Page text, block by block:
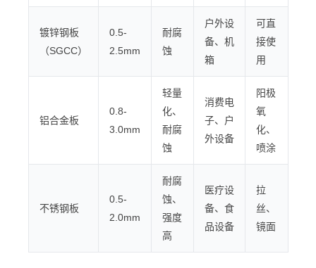
镀锌钢板
（SGCC）
0.5-
2.5mm
耐腐
蚀
户外设
备、机
箱
可直
接使
用
铝合金板
0.8-
3.0mm
轻量
化、
耐腐
蚀
消费电
子、户
外设备
阳极
氧
化、
喷涂
不锈钢板
0.5-
2.0mm
耐腐
蚀、
强度
高
医疗设
备、食
品设备
拉
丝、
镜面